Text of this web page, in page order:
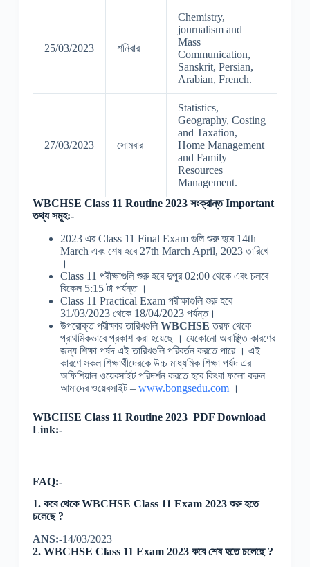
25/03/2023 শনিবার
Chemistry,
journalism and
Mass
Communication,
Sanskrit, Persian,
Arabian, French.
27/03/2023 সোমবার
Statistics,
Geography, Costing
and Taxation,
Home Management
and Family
Resources
Management.
WBCHSE Class 11 Routine 2023 সংক্রান্ত Important
তথ্য সমূহ:-
2023 এর Class 11 Final Exam গুলি শুরু হবে 14th
March এবং শেষ হবে 27th March April, 2023 তারিখে
।
Class 11 পরীক্ষাগুলি শুরু হবে দুপুর 02:00 থেকে এবং চলবে
বিকেল 5:15 টা পর্যন্ত ।
Class 11 Practical Exam পরীক্ষাগুলি শুরু হবে
31/03/2023 থেকে 18/04/2023 পর্যন্ত।
উপরোক্ত পরীক্ষার তারিখগুলি WBCHSEতরফ থেকে
প্রাথমিকভাবে প্রকাশ করা হয়েছে । যেকোনো অবাঞ্ছিত কারণের
জন্য শিক্ষা পর্ষদ এই তারিখগুলি পরিবর্তন করতে পারে । এই
কারণে সকল শিক্ষার্থীদেরকে উচ্চ মাধ্যমিক শিক্ষা পর্ষদ এর
অফিশিয়াল ওয়েবসাইট পরিদর্শন করতে হবে কিংবা ফলো করুন
আমাদের ওয়েবসাইট – www.bongsedu.com।
WBCHSE Class 11 Routine 2023 PDF Download
Link:-
FAQ:-
1. কবে থেকে WBCHSE Class 11 Exam 2023 শুরু হতে
চলেছে ?
ANS:-14/03/2023
2. WBCHSE Class 11 Exam 2023 কবে শেষ হতে চলেছে ?